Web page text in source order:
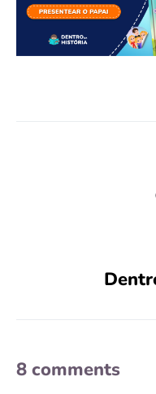
8 comments